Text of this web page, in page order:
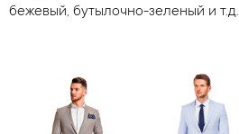
бежевый, бутылочно-зеленый и т.д.